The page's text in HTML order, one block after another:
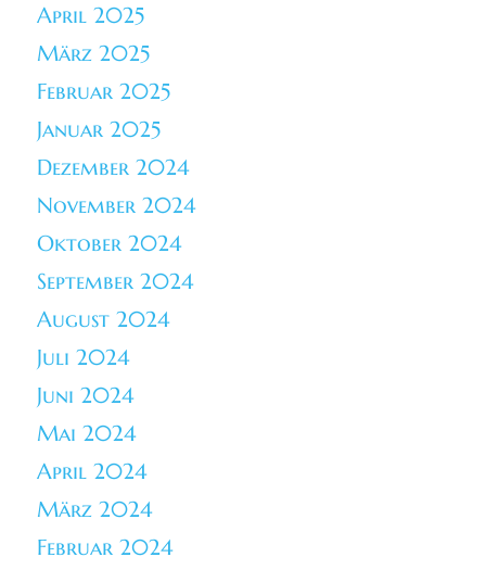
April 2025
März 2025
Februar 2025
Januar 2025
Dezember 2024
November 2024
Oktober 2024
September 2024
August 2024
Juli 2024
Juni 2024
Mai 2024
April 2024
März 2024
Februar 2024